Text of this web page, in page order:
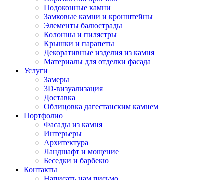
Подоконные камни
Замковые камни и кронштейны
Элементы балюстрады
Колонны и пилястры
Крышки и парапеты
Декоративные изделия из камня
Материалы для отделки фасада
Услуги
Замеры
3D-визуализация
Доставка
Облицовка дагестанским камнем
Портфолио
Фасады из камня
Интерьеры
Архитектура
Ландшафт и мощение
Беседки и барбекю
Контакты